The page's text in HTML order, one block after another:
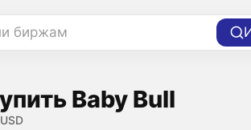
биржам
Baby Bull